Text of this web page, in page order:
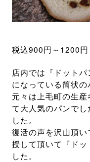
税込900円～1200円
店内では『ドット
になっている筒状の
元々は上毛町の生
て大人気のパンで
した。
復活の声を沢山頂
授して頂いて『ド
した。